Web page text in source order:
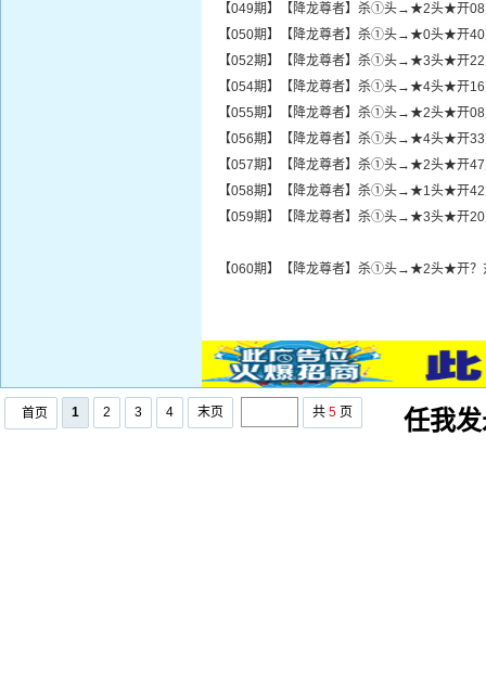
【049期】【降龙尊者】杀①头→★2头★开
【050期】【降龙尊者】杀①头→★0头★开
【052期】【降龙尊者】杀①头→★3头★开
【054期】【降龙尊者】杀①头→★4头★开
【055期】【降龙尊者】杀①头→★2头★开
【056期】【降龙尊者】杀①头→★4头★开
【057期】【降龙尊者】杀①头→★2头★开
【058期】【降龙尊者】杀①头→★1头★开
【059期】【降龙尊者】杀①头→★3头★开
【060期】【降龙尊者】杀①头→★2头★开？
首页 1 2 3 4 末页 共 5 页 任我发